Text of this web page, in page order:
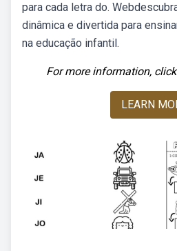
para cada letra do.
dinâmica e divertida para
na educação infantil.
For more information,
LEARN